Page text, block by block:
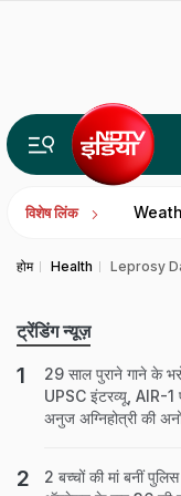
विशेष लिंक
होम Health Leprosy
ट्रेंडिंग न्यूज़
29 साल पुराने गाने के
UPSC इंटरव्यू, AIR-1
अनुज अग्निहोत्री की
2 बच्चों की मां बनीं